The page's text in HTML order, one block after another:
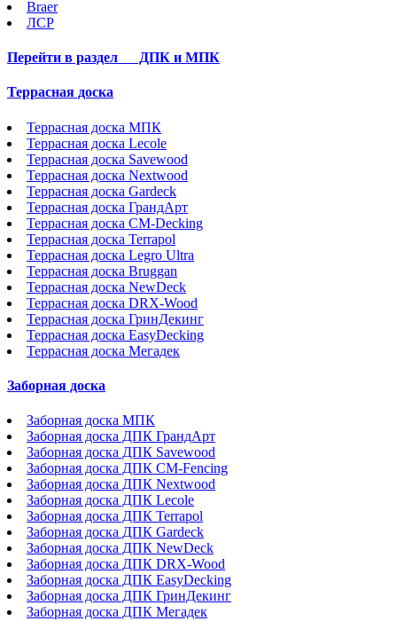
Braer
ЛСР
Перейти в раздел ДПК и МПК
Террасная доска
Террасная доска МПК
Террасная доска Lecole
Террасная доска Savewood
Террасная доска Nextwood
Террасная доска Gardeck
Террасная доска ГрандАрт
Террасная доска CM-Decking
Террасная доска Terrapol
Террасная доска Legro Ultra
Террасная доска Bruggan
Террасная доска NewDeck
Террасная доска DRX-Wood
Террасная доска ГринДекинг
Террасная доска EasyDecking
Террасная доска Мегадек
Заборная доска
Заборная доска МПК
Заборная доска ДПК ГрандАрт
Заборная доска ДПК Savewood
Заборная доска ДПК CM-Fencing
Заборная доска ДПК Nextwood
Заборная доска ДПК Lecole
Заборная доска ДПК Terrapol
Заборная доска ДПК Gardeck
Заборная доска ДПК NewDeck
Заборная доска ДПК DRX-Wood
Заборная доска ДПК EasyDecking
Заборная доска ДПК ГринДекинг
Заборная доска ДПК Мегадек